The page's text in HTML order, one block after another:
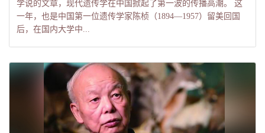
学说的文章，现代遗传学在中国掀起了第一波的传播高潮。 这
一年，也是中国第一位遗传学家陈桢（1894—1957）留美回国
后，在国内大学中...